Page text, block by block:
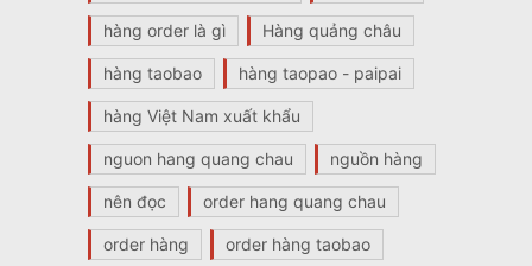
hàng order là gì Hàng quảng châu
hàng taobao hàng taopao - paipai
hàng Việt Nam xuất khẩu
nguon hang quang chau nguồn hàng
nên đọc order hang quang chau
order hàng order hàng taobao